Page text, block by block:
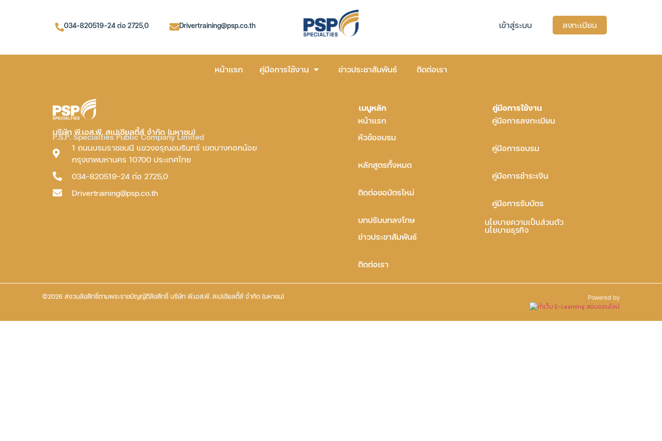
034-820519-24 ต่อ 2725,0 Drivertraining@psp.co.th เข้าสู่ระบบ ลงทะเบียน
หน้าแรก คู่มือการใช้งาน ข่าวประชาสัมพันธ์ ติดต่อเรา
บริษัท พี.เอส.พี. สเปเชียลตี้ส์ จำกัด (มหาชน)
P.S.P. Specialties Public Company Limited
1 ถนนบรมราชชนนี แขวงอรุณอมรินทร์ เขตบางกอกน้อย
กรุงเทพมหานคร 10700 ประเทศไทย
034-820519-24 ต่อ 2725,0
Drivertraining@psp.co.th
เมนูหลัก
หน้าแรก
หัวข้ออบรม
หลักสูตรทั้งหมด
ติดต่อขอบัตรใหม่
บทปรับบทลงโทษ
ข่าวประชาสัมพันธ์
ติดต่อเรา
คู่มือการใช้งาน
คู่มือการลงทะเบียน
คู่มือการอบรม
คู่มือการชำระเงิน
คู่มือการรับบัตร
นโยบายความเป็นส่วนตัว
นโยบายธุรกิจ
©2026 สงวนลิขสิทธิ์ตามพระราชบัญญัติลิขสิทธิ์ บริษัท พี.เอส.พี. สเปเชียลตี้ส์ จำกัด (มหาชน) Powered by